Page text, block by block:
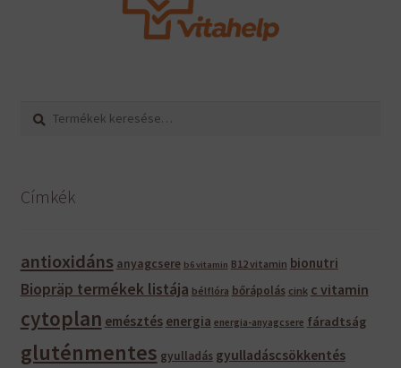
Címkék
antioxidáns anyagcsere b6 vitamin B12 vitamin bionutri
Biopräp termékek listája bélflóra bőrápolás cink c vitamin
cytoplan emésztés energia energia-anyagcsere fáradtság
gluténmentes gyulladás gyulladáscsökkentés